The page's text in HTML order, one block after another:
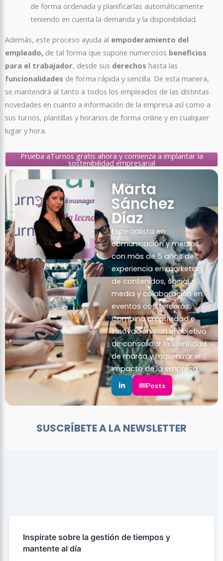
de forma ordenada y planificarlas automáticamente
teniendo en cuenta la demanda y la disponibilidad.
Además, este proceso ayuda al empoderamiento del
empleado, de tal forma que supone numerosos beneficios
para el trabajador, desde sus derechos hasta las
funcionalidades de forma rápida y sencilla. De esta manera,
se mantendrá al tanto a todos los empleados de las distintas
novedades en cuanto a información de la empresa así como a
sus turnos, plantillas y horarios de forma online y en cualquier
lugar y hora.
Prueba aTurnos gratis ahora y comienza a implantar la
sostenibilidad empresarial
Autor
Marta
Sánchez
Díaz
Especialista en
comunicación y medios
con más de 5 años de
experiencia en marketing
de contenidos, social
media y colaboración en
eventos con terceros.
Combina creatividad e
innovación con el objetivo
de consolidar la identidad
de marca y maximizar el
impacto de la empresa.
Posts
SUSCRÍBETE A LA NEWSLETTER